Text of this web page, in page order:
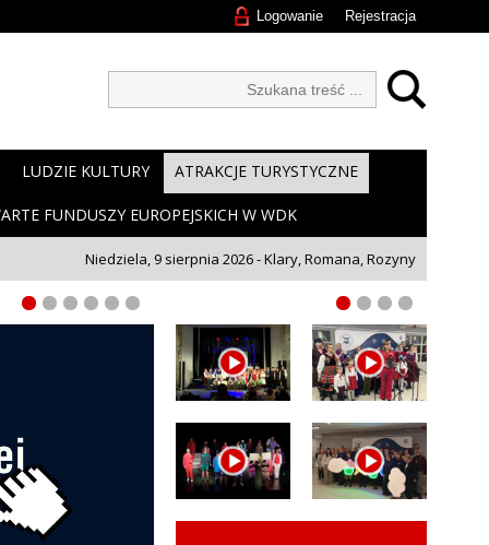
Rejestracja
Logowanie
LUDZIE KULTURY ATRAKCJE TURYSTYCZNE
FUNDUSZY EUROPEJSKICH W WDK
Niedziela, 9 sierpnia 2026 - Klary, Romana, Rozyny